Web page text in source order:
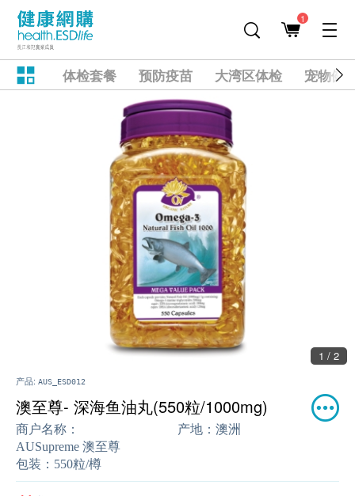
1
体检套餐 预防疫苗 大湾区体检 宠物健
1 / 2
产品: AUS_ESD012
澳至尊- 深海鱼油丸(550粒/1000mg)
商户名称：
AUSupreme 澳至尊
产地： 澳洲
包装： 550粒/樽